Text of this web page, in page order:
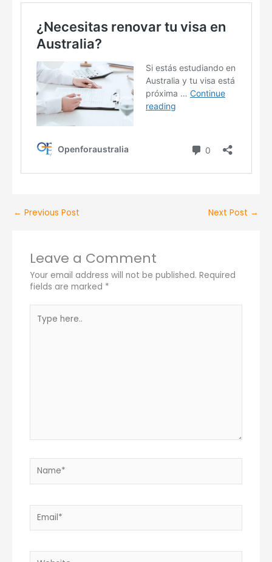
← Previous Post Next Post →
Leave a Comment
Your email address will not be published. Required
fields are marked *
here..